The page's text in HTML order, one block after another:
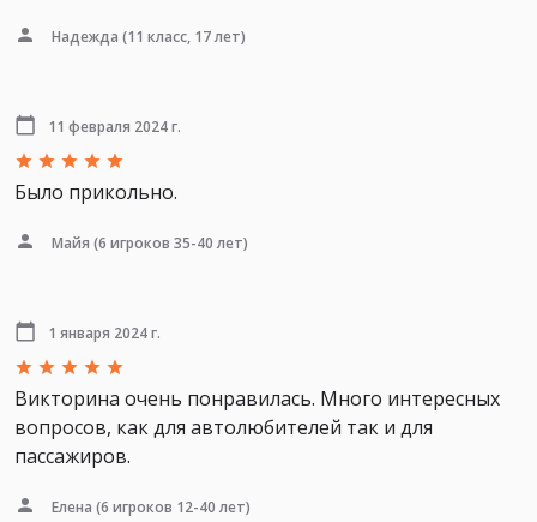
Надежда (11 класс, 17 лет)
11 февраля 2024 г.
Было прикольно.
Майя (6 игроков 35-40 лет)
1 января 2024 г.
Викторина очень понравилась. Много интересных
вопросов, как для автолюбителей так и для
пассажиров.
Елена (6 игроков 12-40 лет)